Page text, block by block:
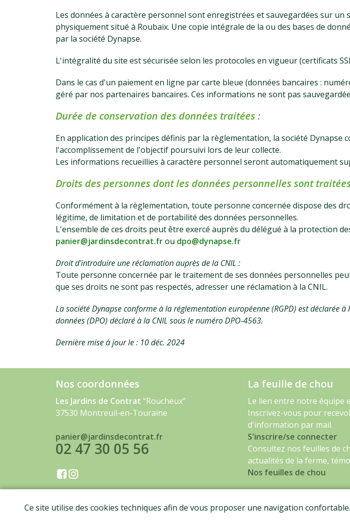
Les données à caractère personnel sont enregistrées et sauvegardées sur
physiquement situé à Roubaix. Une copie intégrale de la ou des bases de
par la société Dynapse.
L'intégralité du site est sécurisée selon les protocoles en vigueur (certificats
Dans le cas d'un paiement en ligne par carte bleue (données bancaires :
géré par nos partenaires bancaires. Ces informations ne sont pas
Durée de conservation des données traitées :
En application des principes définis par la règlementation, la société
l'accomplissement de l'objectif poursuivi lors de leur collecte.
Les informations recueillies à caractère personnel seront automatiquement
Droits des personnes dont les données personnelles sont
Conformément à la règlementation, toute personne concernée dispose des
légitime, de limitation et de portabilité des données personnelles.
L'ensemble de ces droits peut être exercé auprès du délégué à la protection
panier@jardinsdecontrat.frou dpo@dynapse.fr
Droit d'introduire une réclamation auprès de la CNIL :
Toute personne concernée par le traitement de ses données personnelles
que ses droits ne sont pas respectés, adresser une réclamation à la CNIL.
La société Dynapse conforme à la réglementation européenne (RGPD) est déclarée
données (DPO) déclaré à la CNIL sous le numéro DPO-4563.
Dernière mise à jour le : 10 déc. 2024
Nos coordonnées
Les Jardins de Contrat “Roucheux”
37530 Montreuil-en-Touraine
panier@jardinsdecontrat.fr
02 47 30 05 56
La feuille de chou
Le lien entre notre équipe
Inscrivez-vous pour
d'information par mail.
S'inscrire/se connecter
Consultez nos feuilles de
actualités de la ferme,
Nos feuilles de chou
Mentions légales-CGV-Données
Ce site utilise des cookies techniques afin de vous proposer une navigation